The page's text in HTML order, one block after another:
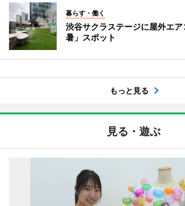
暮らす・働く
渋谷サクラステージに屋外エ
暑」スポット
もっと見る
見る・遊ぶ